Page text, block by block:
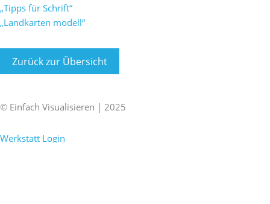
„Tipps für Schrift“
„Landkarten modell“
Zurück zur Übersicht
F
a
c
X
i
n
L
i
I
n
© Einfach Visualisieren | 2025
Werkstatt Login